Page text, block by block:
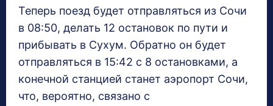
Теперь поезд будет отправляться из Сочи
в 08:50, делать 12 остановок по пути и
прибывать в Сухум. Обратно он будет
отправляться в 15:42 с 8 остановками, а
конечной станцией станет аэропорт Сочи,
что, вероятно, связано с